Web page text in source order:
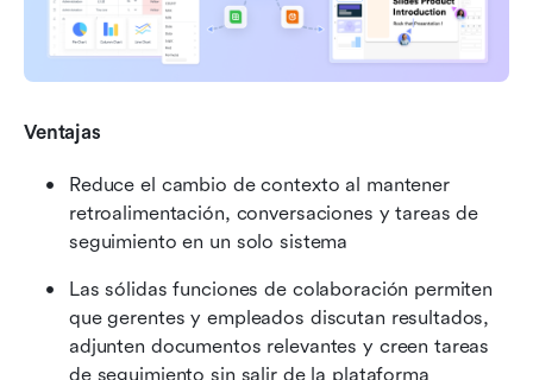
Ventajas
Reduce el cambio de contexto al mantener
retroalimentación, conversaciones y tareas de
seguimiento en un solo sistema
Las sólidas funciones de colaboración permiten
que gerentes y empleados discutan resultados,
adjunten documentos relevantes y creen tareas
de seguimiento sin salir de la plataforma